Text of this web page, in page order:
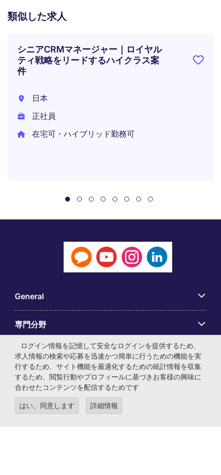
類似した求人
シニアCRMマネージャー｜ロイヤル
ティ戦略をリードするハイクラス案
件
日本
正社員
在宅可・ハイブリッド勤務可
General
専門分野
アプリ
Employer Centre
ログイン情報を記憶して安全なログインを提供するため、
求人情報の検索や応募を迅速かつ簡単に行うための機能を実
行するため、サイト機能を最適化するための統計情報を収集
するため、閲覧行動やプロフィールに基づきお客様の興味に
合わせたコンテンツを配信するためです
はい、同意します 詳細情報